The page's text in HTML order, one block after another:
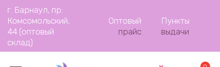
Перейти
содержанию
г. Барнаул, пр.
Комсомольский,
44 (оптовый
склад)
Оптовый
прайс
Пункты
выдачи